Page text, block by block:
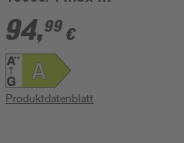
schwarz 10 KW
94,99 €
Produktdatenblatt